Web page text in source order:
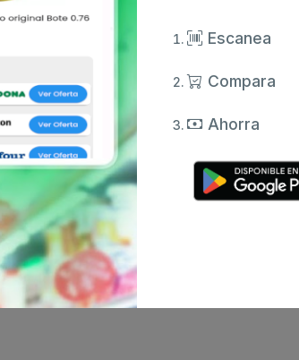
Escanea
Compara
Ahorra